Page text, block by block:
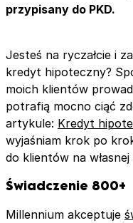
przypisany do PKD.
Jesteś na ryczałcie i
kredyt hipoteczny?
moich klientów
potrafią mocno ciąć
artykule: Kredyt
wyjaśniam krok po
do klientów na własnej
Świadczenie 800+
Millennium akceptuje